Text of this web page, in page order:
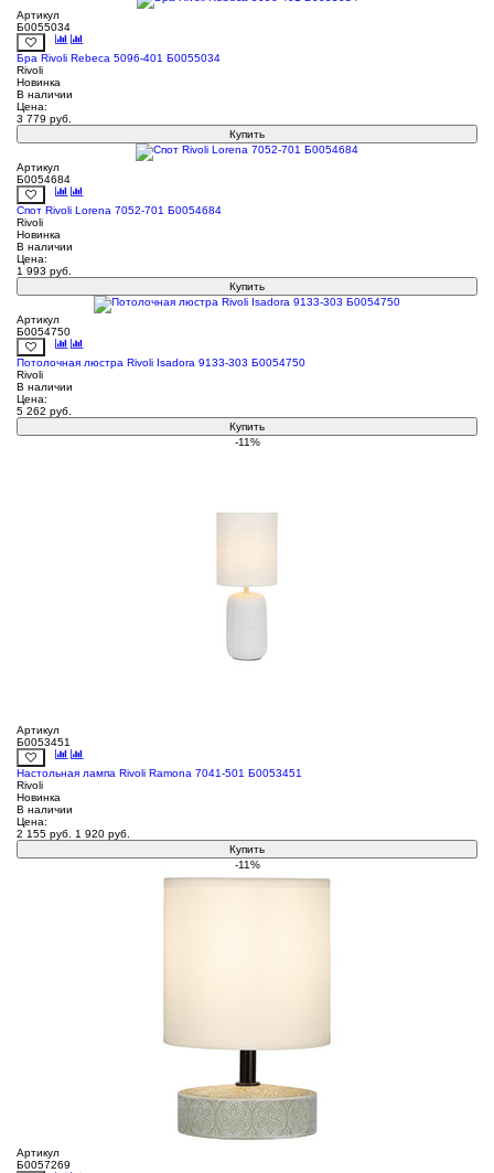
Артикул
Б0055034
Бра Rivoli Rebeca 5096-401 Б0055034
Rivoli
Новинка
В наличии
Цена:
3 779 руб.
Купить
Артикул
Б0054684
Спот Rivoli Lorena 7052-701 Б0054684
Rivoli
Новинка
В наличии
Цена:
1 993 руб.
Купить
Артикул
Б0054750
Потолочная люстра Rivoli Isadora 9133-303 Б0054750
Rivoli
В наличии
Цена:
5 262 руб.
Купить
-11%
Артикул
Б0053451
Настольная лампа Rivoli Ramona 7041-501 Б0053451
Rivoli
Новинка
В наличии
Цена:
2 155 руб. 1 920 руб.
Купить
-11%
Артикул
Б0057269